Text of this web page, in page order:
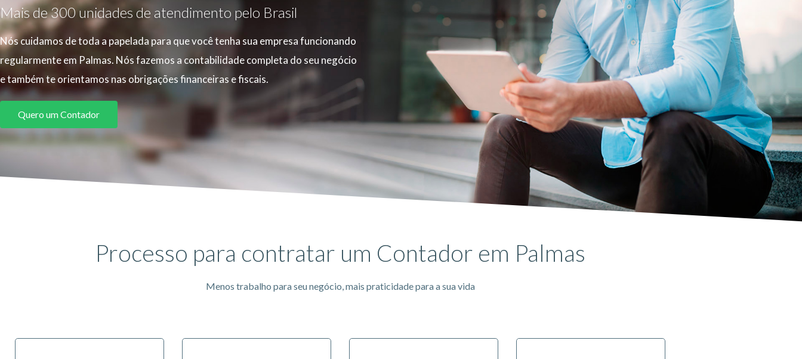
Mais de 300 unidades de atendimento pelo Brasil
Nós cuidamos de toda a papelada para que você tenha sua empresa funcionando
regularmente em Palmas. Nós fazemos a contabilidade completa do seu negócio
e também te orientamos nas obrigações financeiras e fiscais.
Quero um Contador
Processo para contratar um Contador em Palmas
Menos trabalho para seu negócio, mais praticidade para a sua vida